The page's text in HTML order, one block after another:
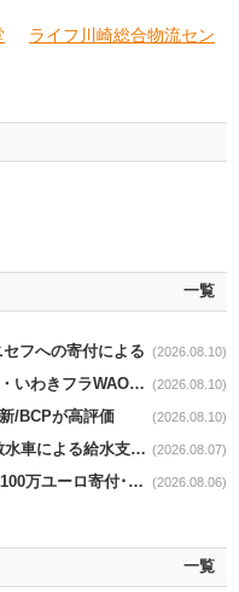
ライフ川崎総合物流セン
一覧
フへの寄付による (2026.08.10)
イオン東北news｜大好きふくしま元気・いわきフラWAONの利用金額一部寄付 (2026.08.10)
/BCPが高評価 (2026.08.10)
ローソンnews｜｢熊本地震｣/店舗への散水車による給水支援を開始 (2026.08.07)
ファストリnews｜｢フランス山火事｣へ100万ユーロ寄付･衣料5万点も提供 (2026.08.06)
一覧